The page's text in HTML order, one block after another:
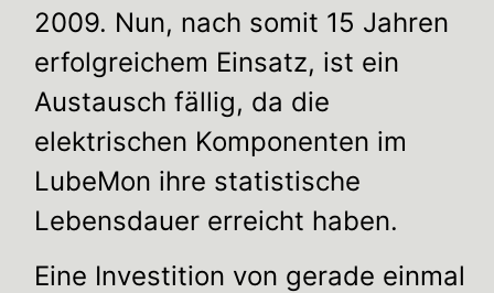
2009. Nun, nach somit 15 Jahren
erfolgreichem Einsatz, ist ein
Austausch fällig, da die
elektrischen Komponenten im
LubeMon ihre statistische
Lebensdauer erreicht haben.
Eine Investition von gerade einmal